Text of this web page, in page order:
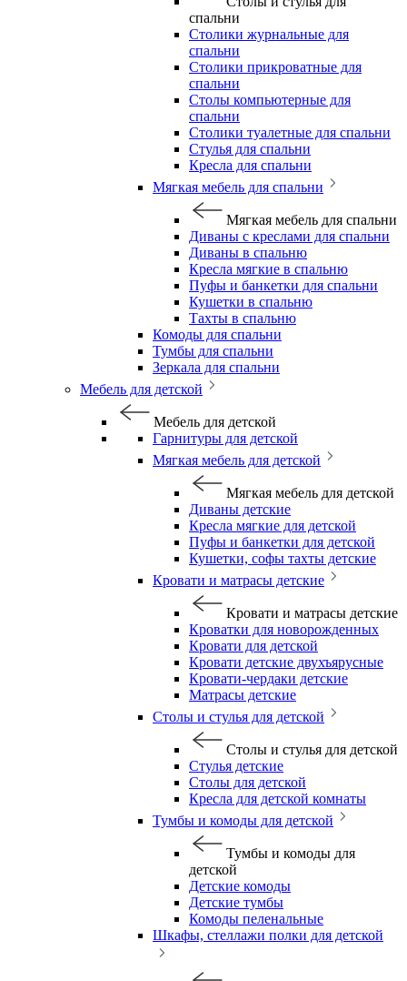
спальни
Столики журнальные для
спальни
Столики прикроватные для
спальни
Столы компьютерные для
спальни
Столики туалетные для спальни
Стулья для спальни
Кресла для спальни
Мягкая мебель для спальни
Мягкая мебель для спальни
Диваны с креслами для спальни
Диваны в спальню
Кресла мягкие в спальню
Пуфы и банкетки для спальни
Кушетки в спальню
Тахты в спальню
Комоды для спальни
Тумбы для спальни
Зеркала для спальни
Мебель для детской
Мебель для детской
Гарнитуры для детской
Мягкая мебель для детской
Мягкая мебель для детской
Диваны детские
Кресла мягкие для детской
Пуфы и банкетки для детской
Кушетки, софы тахты детские
Кровати и матрасы детские
Кровати и матрасы детские
Кроватки для новорожденных
Кровати для детской
Кровати детские двухъярусные
Кровати-чердаки детские
Матрасы детские
Столы и стулья для детской
Столы и стулья для детской
Стулья детские
Столы для детской
Кресла для детской комнаты
Тумбы и комоды для детской
Тумбы и комоды для
детской
Детские комоды
Детские тумбы
Комоды пеленальные
Шкафы, стеллажи полки для детской